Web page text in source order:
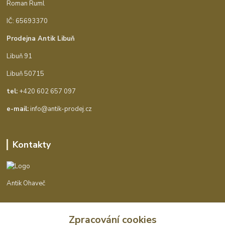
Roman Ruml
IČ: 65693370
Prodejna Antik Libuň
Libuň 91
Libuň 50715
tel: +420 602 657 097
e-mail:info@antik-prodej.cz
Kontakty
Antik Ohaveč
Zpracování cookies